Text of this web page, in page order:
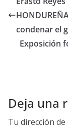
condenar el
Exposición
Deja una
Tu dirección